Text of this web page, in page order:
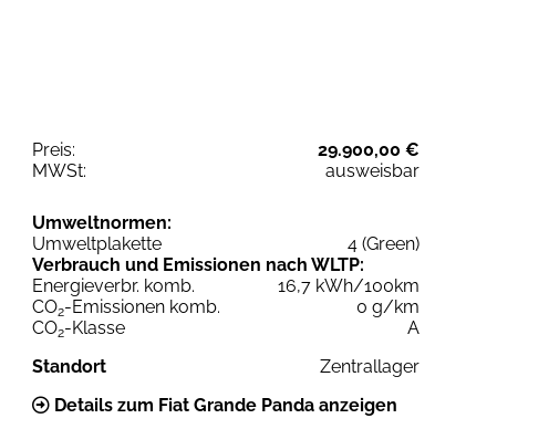
Preis:
29.900,00 €
MWSt:
ausweisbar
Umweltnormen:
Umweltplakette
4 (Green)
Verbrauch und Emissionen nach WLTP:
Energieverbr. komb.
16,7 kWh/100km
CO2-Emissionen komb.
0 g/km
CO2-Klasse
A
Standort
Zentrallager
Details zum Fiat Grande Panda anzeigen